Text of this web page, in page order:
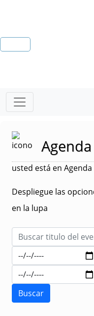
Agenda
usted está en Agenda
Despliegue las
en la lupa